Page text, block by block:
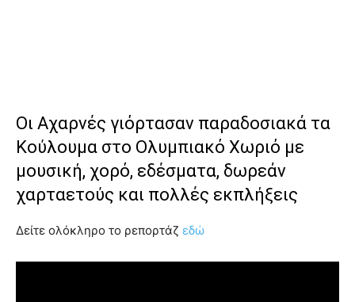
Οι Αχαρνές γιόρτασαν παραδοσιακά τα
Κούλουμα στο Ολυμπιακό Χωριό με
μουσική, χορό, εδέσματα, δωρεάν
χαρταετούς και πολλές εκπλήξεις
Δείτε ολόκληρο το ρεπορτάζ εδώ